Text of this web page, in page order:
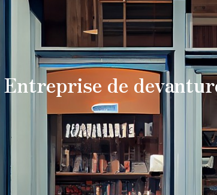
Entreprise de